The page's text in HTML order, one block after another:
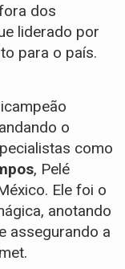
dos
liderado por
para o país.
o
como
, Pelé
Ele foi o
anotando
assegurando a